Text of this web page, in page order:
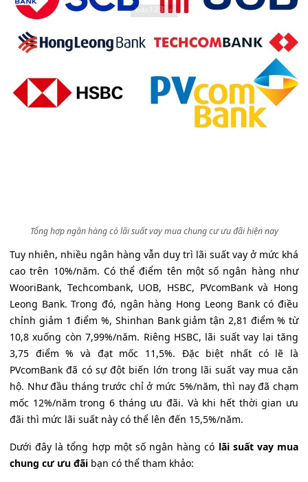
Tổng hợp ngân hàng có lãi suất vay mua chung cư ưu đãi hiện nay
Tuy nhiên, nhiều ngân hàng vẫn duy trì lãi suất vay ở mức khá
cao trên 10%/năm. Có thể điểm tên một số ngân hàng như
WooriBank, Techcombank, UOB, HSBC, PVcomBank và Hong
Leong Bank. Trong đó, ngân hàng Hong Leong Bank có điều
chỉnh giảm 1 điểm %, Shinhan Bank giảm tận 2,81 điểm % từ
10,8 xuống còn 7,99%/năm. Riêng HSBC, lãi suất vay lại tăng
3,75 điểm % và đạt mốc 11,5%. Đặc biệt nhất có lẽ là
PVcomBank đã có sự đột biến lớn trong lãi suất vay mua căn
hộ. Như đầu tháng trước chỉ ở mức 5%/năm, thì nay đã chạm
mốc 12%/năm trong 6 tháng ưu đãi. Và khi hết thời gian ưu
đãi thì mức lãi suất này có thể lên đến 15,5%/năm.
Dưới đây là tổng hợp một số ngân hàng có lãi suất vay mua
chung cư ưu đãi bạn có thể tham khảo: